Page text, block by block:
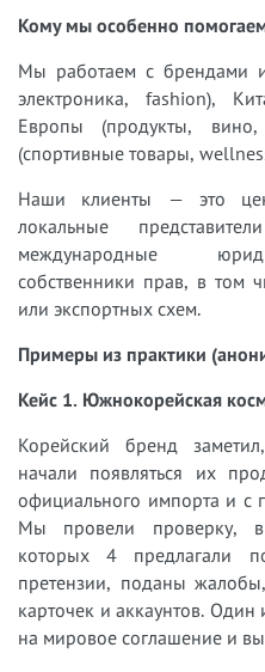
Кому мы особенно
Мы работаем с брендами
электроника, fashion),
Европы (продукты,
(спортивные товары,
Наши клиенты — это
локальные
международные
собственники прав, в том
или экспортных схем.
Примеры из практики
Кейс 1. Южнокорейская
Корейский бренд
начали появляться их
официального импорта и с
Мы провели проверку,
которых 4 предлагали
претензии, поданы
карточек и аккаунтов.
на мировое соглашение и